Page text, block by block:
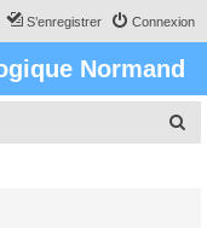
Connexion
S’enregistrer
Normand